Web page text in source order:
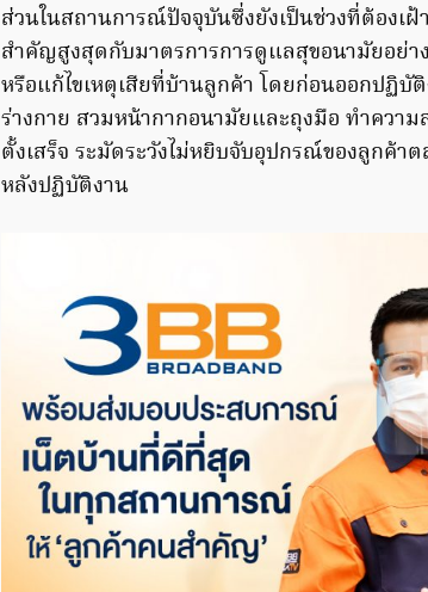
ส่วนในสถานการณ์ปัจจุบันซึ่งยังเป็นช่วงที่ต้องเฝ้
สำคัญสูงสุดกับมาตรการการดูแลสุขอนามัยอย่า
หรือแก้ไขเหตุเสียที่บ้านลูกค้า โดยก่อนออกปฏิ
ร่างกาย สวมหน้ากากอนามัยและถุงมือ ทำคว
ตั้งเสร็จ ระมัดระวังไม่หยิบจับอุปกรณ์ของลูกค้า
หลังปฏิบัติงาน